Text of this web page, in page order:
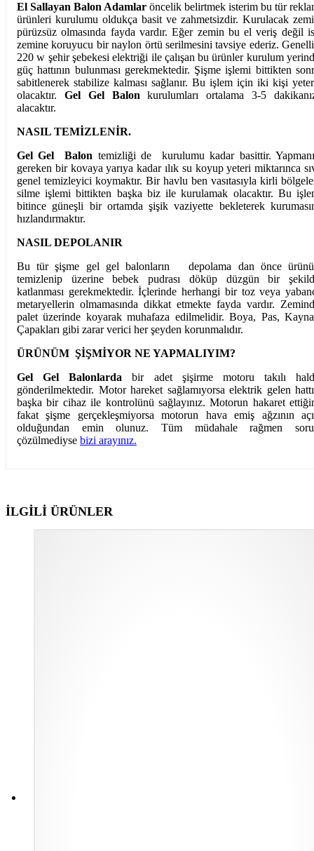
El Sallayan Balon Adamlar öncelik belirtmek isterim bu tür
ürünleri kurulumu oldukça basit ve zahmetsizdir. Kurulacak
pürüzsüz olmasında fayda vardır. Eğer zemin bu el veriş değil
zemine koruyucu bir naylon örtü serilmesini tavsiye ederiz.
220 w şehir şebekesi elektriği ile çalışan bu ürünler kurulum
güç hattının bulunması gerekmektedir. Şişme işlemi bittikten
sabitlenerek stabilize kalması sağlanır. Bu işlem için iki kişi
olacaktır. Gel Gel Balonkurulumları ortalama 3-5
alacaktır.
NASIL TEMİZLENİR.
Gel Gel Balon temizliği de kurulumu kadar basittir.
gereken bir kovaya yarıya kadar ılık su koyup yeteri miktarınca
genel temizleyici koymaktır. Bir havlu ben vasıtasıyla kirli
silme işlemi bittikten başka biz ile kurulamak olacaktır. Bu
bitince güneşli bir ortamda şişik vaziyette bekleterek
hızlandırmaktır.
NASIL DEPOLANIR
Bu tür şişme gel gel balonların depolama dan önce
temizlenip üzerine bebek pudrası döküp düzgün bir
katlanması gerekmektedir. İçlerinde herhangi bir toz veya
metaryellerin olmamasında dikkat etmekte fayda vardır.
palet üzerinde koyarak muhafaza edilmelidir. Boya, Pas,
Çapakları gibi zarar verici her şeyden korunmalıdır.
ÜRÜNÜM ŞİŞMİYOR NE YAPMALIYIM?
Gel Gel Balonlardabir adet şişirme motoru takılı
gönderilmektedir. Motor hareket sağlamıyorsa elektrik gelen
başka bir cihaz ile kontrolünü sağlayınız. Motorun hakaret
fakat şişme gerçekleşmiyorsa motorun hava emiş ağzının
olduğundan emin olunuz. Tüm müdahale rağmen
çözülmediyse bizi arayınız.
İLGILI ÜRÜNLER